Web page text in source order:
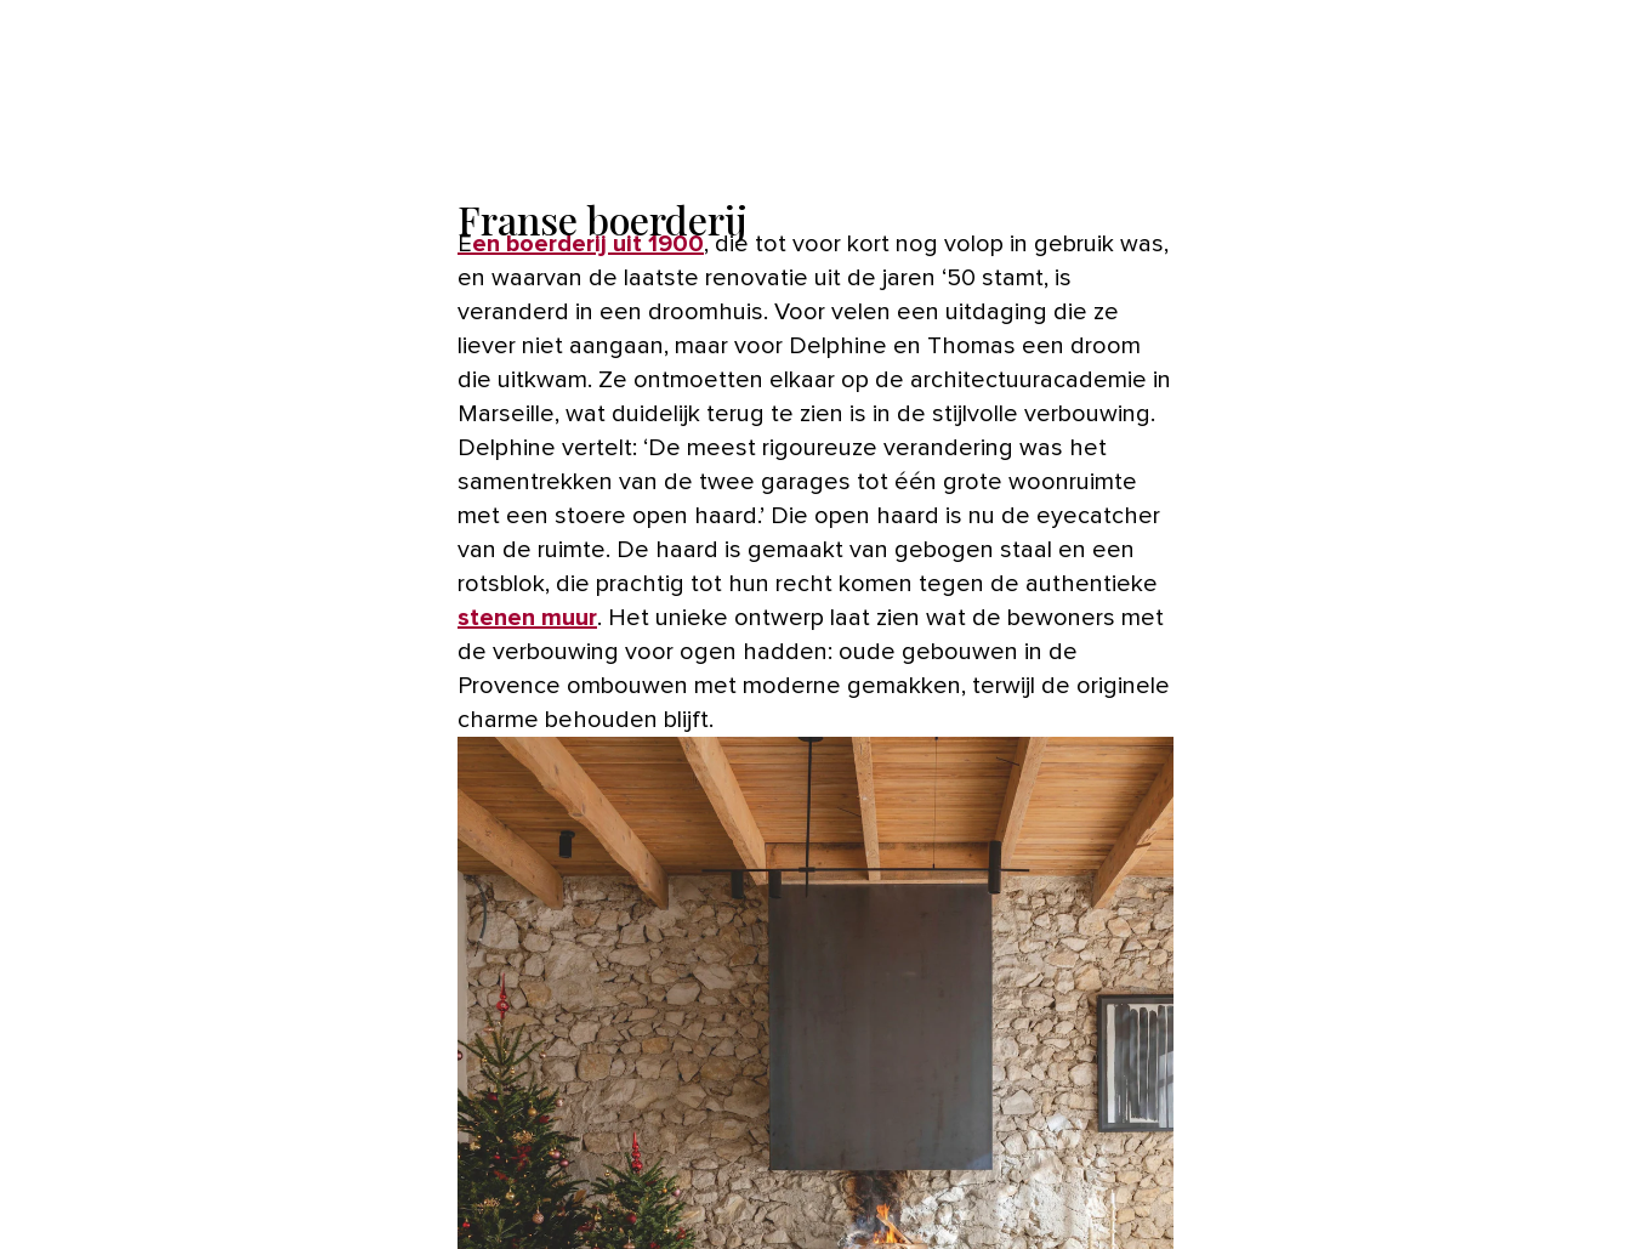
Franse boerderij
Een boerderij uit 1900, die tot voor kort nog volop in gebruik was,
en waarvan de laatste renovatie uit de jaren ‘50 stamt, is
veranderd in een droomhuis. Voor velen een uitdaging die ze
liever niet aangaan, maar voor Delphine en Thomas een droom
die uitkwam. Ze ontmoetten elkaar op de architectuuracademie in
Marseille, wat duidelijk terug te zien is in de stijlvolle verbouwing.
Delphine vertelt: ‘De meest rigoureuze verandering was het
samentrekken van de twee garages tot één grote woonruimte
met een stoere open haard.’ Die open haard is nu de eyecatcher
van de ruimte. De haard is gemaakt van gebogen staal en een
rotsblok, die prachtig tot hun recht komen tegen de authentieke
stenen muur. Het unieke ontwerp laat zien wat de bewoners met
de verbouwing voor ogen hadden: oude gebouwen in de
Provence ombouwen met moderne gemakken, terwijl de originele
charme behouden blijft.